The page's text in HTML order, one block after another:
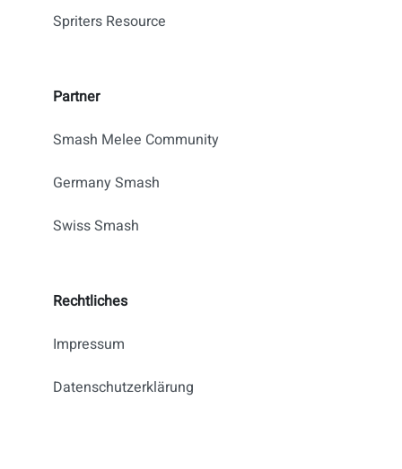
Spriters Resource
Partner
Smash Melee Community
Germany Smash
Swiss Smash
Rechtliches
Impressum
Datenschutzerklärung